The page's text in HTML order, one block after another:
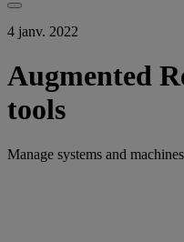
4 janv. 2022
Augmented
tools
Manage systems and machines